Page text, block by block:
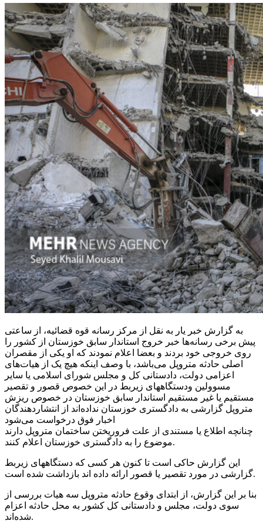
به گزارش خبر یار به نقل از مرکز رسانه قوه قضائیه، از ساعتی
پیش برخی رسانه‌ها خبر خروج استاندار سابق خوزستان از کشور را
روی خروجی خود بردند و بعضا اعلام نمودند که او یکی از مقصران
اصلی حادثه متروپل می‌باشد، با وصف اینکه هیچ یک از هیات‌های
اعزامی دولت، دادستانی کل و مجلس شورای اسلامی یا سایر
مسوولین ودستگاههای زیربط در این خصوص قصور و تقصیر
مستقیم یا غیر مستقیم استاندار سابق خوزستان در خصوص ریزش
متروپل گزارشی به دادگستری خوزستان نداده‌اند از انتشاردهندگان
اخبار فوق درخواست می‌شود
چنانچه اطلاع یا مستندی از علت فروریختن ساختمان متروپل دارند
موضوع را به دادگستری خوزستان اعلام کنند.
این گزارش حاکی است تا کنون هر کسی که دستگاههای زیربط
گزارشی در مورد تقصیر یا قصور ارائه داده اند بازداشت شده است.
بنا بر این گزارش، از ابتدای وقوع حادثه متروپل سه هیات بررسی از
سوی دولت، مجلس و دادستانی کل کشور به محل حادثه اعزام
شده‌اند.